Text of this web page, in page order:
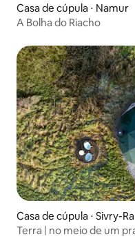
Casa de cúpula ⋅ Namur
A Bolha do Riacho
Casa de cúpula ⋅ Sivry-
Terra | no meio de um